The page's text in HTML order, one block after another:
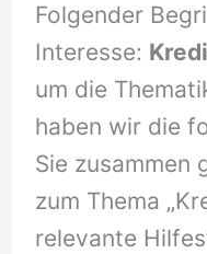
Folgender
Interesse:
um die
haben wir die
Sie zusammen
zum Thema
relevante